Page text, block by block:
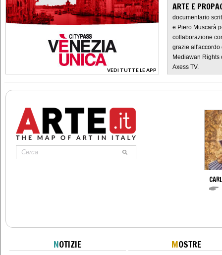
VEDI TUTTE LE APP
>
ARTE E
documentario
e Piero Muscarà
collaborazione
grazie all'accordo
Mediawan Rights
Axess TV.
NOTIZIE MOSTRE